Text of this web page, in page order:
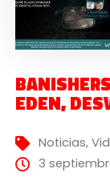
EDEN,
Noticias,
3